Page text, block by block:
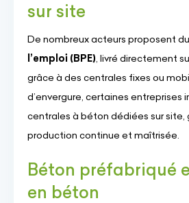
sur site
De nombreux acteurs proposent du
l’emploi (BPE), livré directement
grâce à des centrales fixes ou
d’envergure, certaines entreprises
centrales à béton dédiées sur site,
production continue et maîtrisée.
Béton préfabriqué
en béton